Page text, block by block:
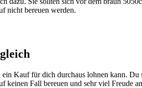
nicht bereuen werden.
ein Kauf für dich durchaus lohnen kann.
keinen Fall bereuen und sehr viel Freude an